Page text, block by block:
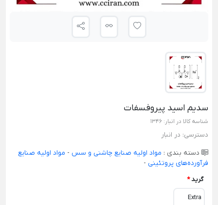
سدیم اسید پیروفسفات
شناسه کالا در انبار: 1346
دسترسی: در انبار
دسته بندی : مواد اولیه صنایع چاشنی و سس - مواد اولیه صنایع
فرآورده‌های پروتئینی -
گرید*
Extra